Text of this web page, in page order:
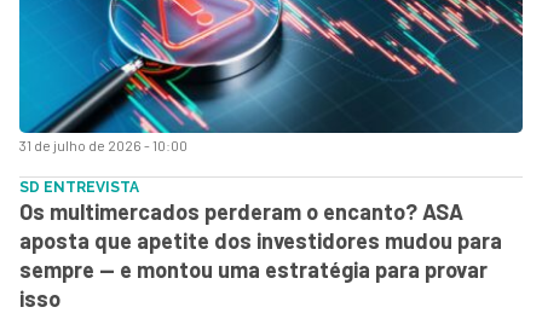
31 de julho de 2026 - 10:00
SD ENTREVISTA
Os multimercados perderam o encanto? ASA
aposta que apetite dos investidores mudou para
sempre — e montou uma estratégia para provar
isso